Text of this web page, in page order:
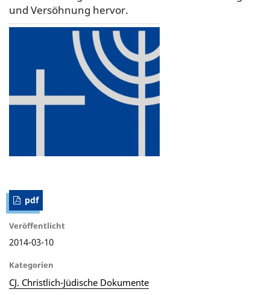
und Versöhnung hervor.
pdf
Veröffentlicht
2014-03-10
Kategorien
CJ. Christlich-Jüdische Dokumente